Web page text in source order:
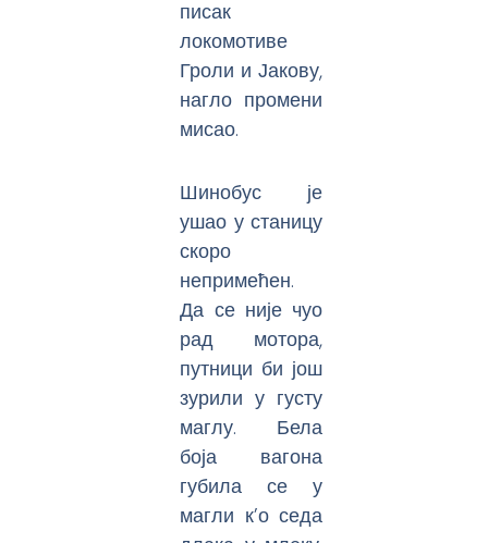
писак
локомотиве
Гроли и Јакову,
нагло промени
мисао.
Шинобус је
ушао у станицу
скоро
непримећен.
Да се није чуо
рад мотора,
путници би још
зурили у густу
маглу. Бела
боја вагона
губила се у
магли к’о седа